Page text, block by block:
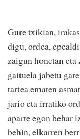
Gure txikian,
digu, ordea,
zaigun honetan
gaituela jabetu
tartea ematen
jario eta irratiko
aparte egon behar
behin, elkarren